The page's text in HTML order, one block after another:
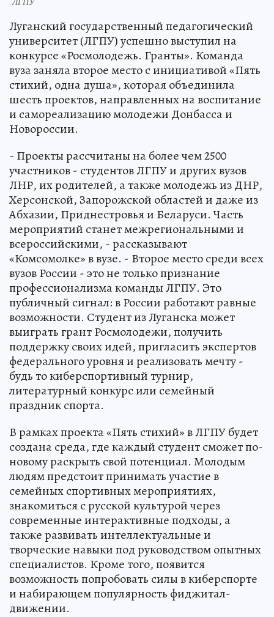
Луганский государственный педагогический
университет (ЛГПУ) успешно выступил на
конкурсе «Росмолодежь. Гранты». Команда
вуза заняла второе место с инициативой «Пять
стихий, одна душа», которая объединила
шесть проектов, направленных на воспитание
и самореализацию молодежи Донбасса и
Новороссии.
- Проекты рассчитаны на более чем 2500
участников - студентов ЛГПУ и других вузов
ЛНР, их родителей, а также молодежь из ДНР,
Херсонской, Запорожской областей и даже из
Абхазии, Приднестровья и Беларуси. Часть
мероприятий станет межрегиональными и
всероссийскими, - рассказывают
«Комсомолке» в вузе. - Второе место среди всех
вузов России - это не только признание
профессионализма команды ЛГПУ. Это
публичный сигнал: в России работают равные
возможности. Студент из Луганска может
выиграть грант Росмолодежи, получить
поддержку своих идей, пригласить экспертов
федерального уровня и реализовать мечту -
будь то киберспортивный турнир,
литературный конкурс или семейный
праздник спорта.
В рамках проекта «Пять стихий» в ЛГПУ будет
создана среда, где каждый студент сможет по-
новому раскрыть свой потенциал. Молодым
людям предстоит принимать участие в
семейных спортивных мероприятиях,
знакомиться с русской культурой через
современные интерактивные подходы, а
также развивать интеллектуальные и
творческие навыки под руководством опытных
специалистов. Кроме того, появится
возможность попробовать силы в киберспорте
и набирающем популярность фиджитал-
движении.